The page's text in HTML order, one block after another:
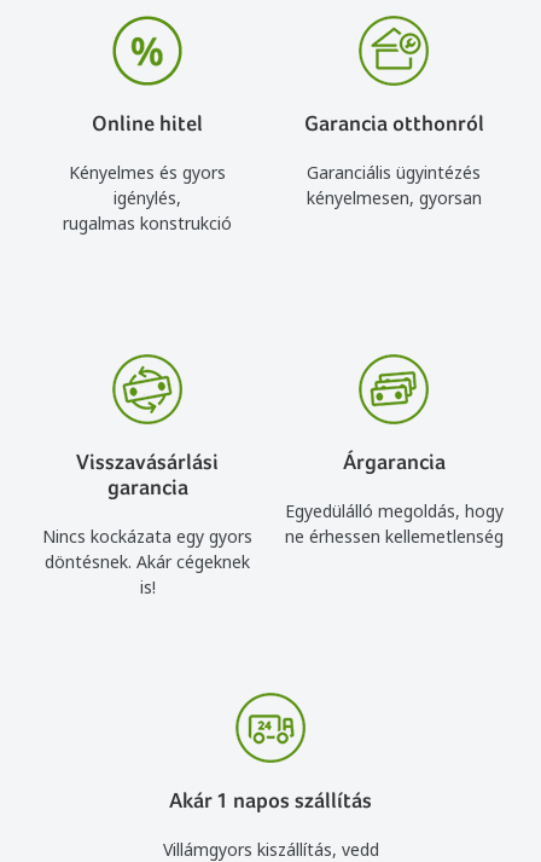
Online hitel
Kényelmes és gyors
igénylés,
rugalmas konstrukció
Garancia otthonról
Garanciális ügyintézés
kényelmesen, gyorsan
Visszavásárlási
garancia
Nincs kockázata egy gyors
döntésnek. Akár cégeknek
is!
Árgarancia
Egyedülálló megoldás, hogy
ne érhessen kellemetlenség
Akár 1 napos szállítás
Villámgyors kiszállítás, vedd